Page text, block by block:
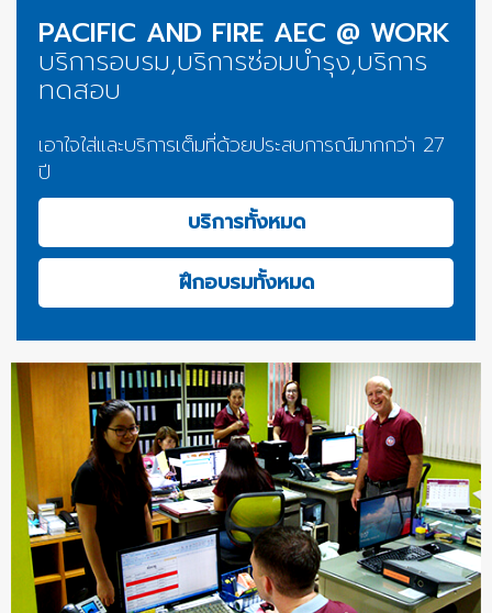
PACIFIC AND FIRE AEC @ WORK
บริการอบรม,บริการซ่อมบำรุง,บริการ
ทดสอบ
เอาใจใส่และบริการเต็มที่ด้วยประสบการณ์มากกว่า 27
ปี
บริการทั้งหมด
ฝึกอบรมทั้งหมด